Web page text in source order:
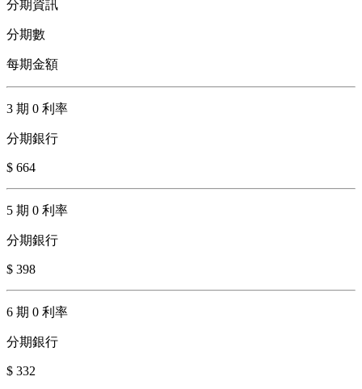
分期資訊
分期數
每期金額
3 期 0 利率
分期銀行
$ 664
5 期 0 利率
分期銀行
$ 398
6 期 0 利率
分期銀行
$ 332